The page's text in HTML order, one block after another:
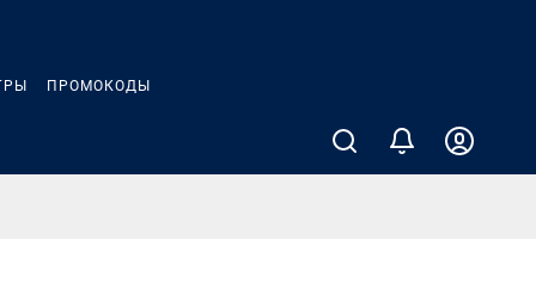
ПРОМОКОДЫ